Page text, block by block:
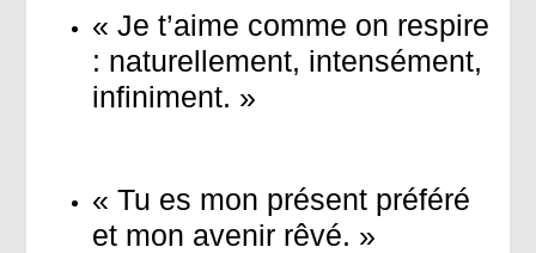
« Je t’aime comme on respire
: naturellement, intensément,
infiniment. »
« Tu es mon présent préféré
et mon avenir rêvé. »